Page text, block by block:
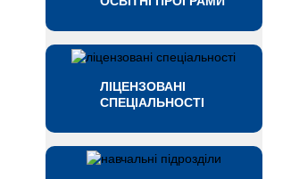
ЛІЦЕНЗОВАНІ
СПЕЦІАЛЬНОСТІ